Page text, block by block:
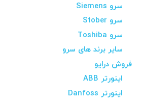
سرو Siemens
سرو Stober
سرو Toshiba
سایر برند های سرو
فروش درایو
اینورتر ABB
اینورتر Danfoss